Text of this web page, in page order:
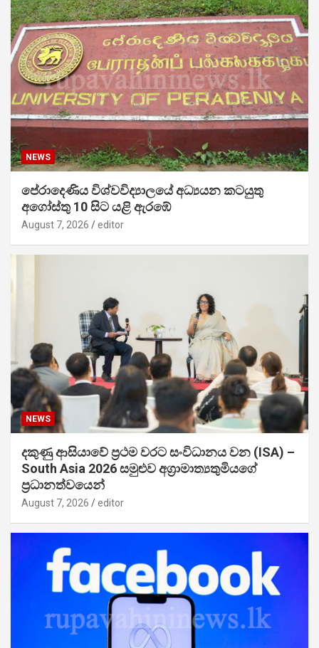
NEWS
පේරාදෙණිය විශ්වවිද්‍යාලයේ අධ්‍යයන කටයුතු
අගෝස්තු 10 සිට යළි ඇරඹේ
August 7, 2026 editor
NEWS
දකුණු ආසියාවේ ප්‍රථම වරට සංවිධානය වන (ISA) –
South Asia 2026 සමුළුව අග්‍රාමාත්‍යතුමියගේ
ප්‍රධානත්වයෙන්
August 7, 2026 editor